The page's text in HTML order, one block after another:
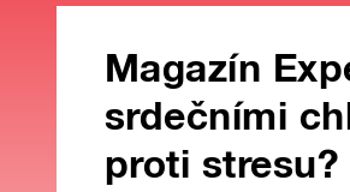
Magazín
srdečními
proti stresu?